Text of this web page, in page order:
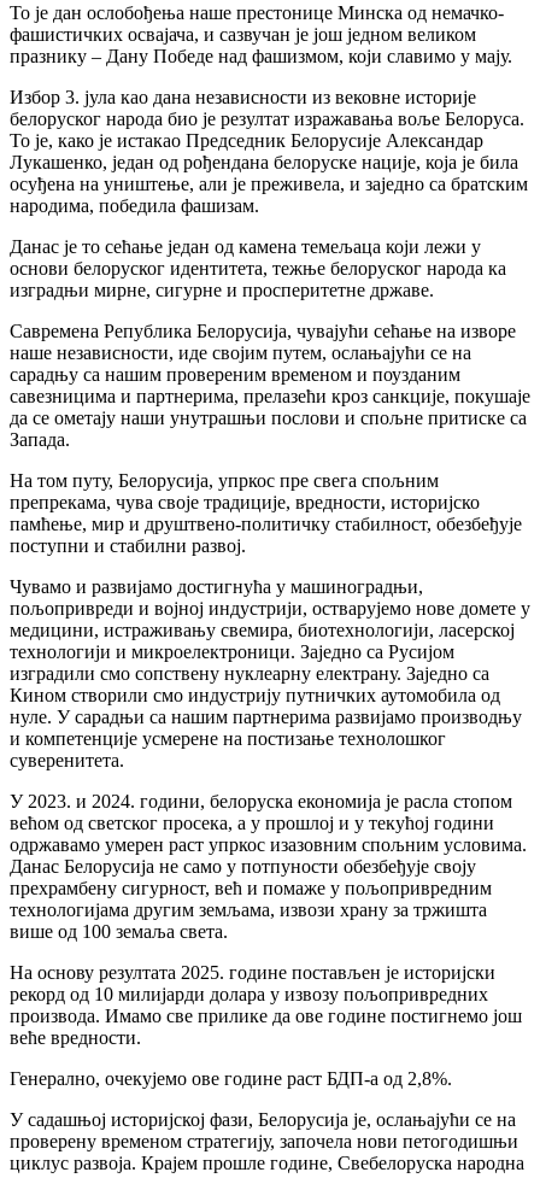
То је дан ослобођења наше престонице Минска од немачко-
фашистичких освајача, и сазвучан је још једном великом
празнику – Дану Победе над фашизмом, који славимо у мају.
Избор 3. јула као дана независности из вековне историје
белоруског народа био је резултат изражавања воље Белоруса.
То је, како је истакао Председник Белорусије Александар
Лукашенко, један од рођендана белоруске нације, која је била
осуђена на уништење, али је преживела, и заједно са братским
народима, победила фашизам.
Данас је то сећање један од камена темељаца који лежи у
основи белоруског идентитета, тежње белоруског народа ка
изградњи мирне, сигурне и просперитетне државе.
Савремена Република Белорусија, чувајући сећање на изворе
наше независности, иде својим путем, ослањајући се на
сарадњу са нашим провереним временом и поузданим
савезницима и партнерима, прелазећи кроз санкције, покушаје
да се ометају наши унутрашњи послови и спољне притиске са
Запада.
На том путу, Белорусија, упркос пре свега спољним
препрекама, чува своје традиције, вредности, историјско
памћење, мир и друштвено-политичку стабилност, обезбеђује
поступни и стабилни развој.
Чувамо и развијамо достигнућа у машиноградњи,
пољопривреди и војној индустрији, остварујемо нове домете у
медицини, истраживању свемира, биотехнологији, ласерској
технологији и микроелектроници. Заједно са Русијом
изградили смо сопствену нуклеарну електрану. Заједно са
Кином створили смо индустрију путничких аутомобила од
нуле. У сарадњи са нашим партнерима развијамо производњу
и компетенције усмерене на постизање технолошког
суверенитета.
У 2023. и 2024. години, белоруска економија је расла стопом
већом од светског просека, а у прошлој и у текућој години
одржавамо умерен раст упркос изазовним спољним условима.
Данас Белорусија не само у потпуности обезбеђује своју
прехрамбену сигурност, већ и помаже у пољопривредним
технологијама другим земљама, извози храну за тржишта
више од 100 земаља света.
На основу резултата 2025. године постављен је историјски
рекорд од 10 милијарди долара у извозу пољопривредних
производа. Имамо све прилике да ове године постигнемо још
веће вредности.
Генерално, очекујемо ове године раст БДП-а од 2,8%.
У садашњој историјској фази, Белорусија је, ослањајући се на
проверену временом стратегију, започела нови петогодишњи
циклус развоја. Крајем прошле године, Свебелоруска народна